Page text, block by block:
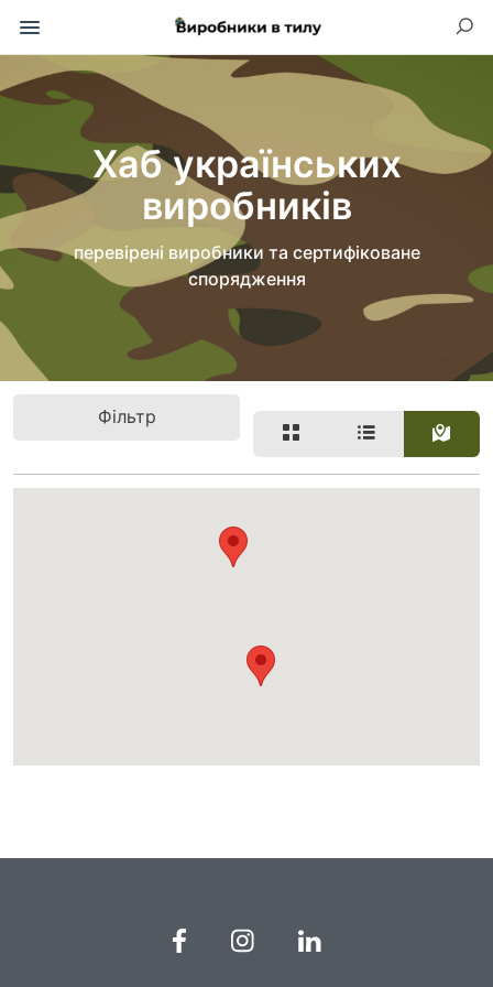
Хаб українських
виробників
перевірені виробники та сертифіковане
спорядження
Фільтр